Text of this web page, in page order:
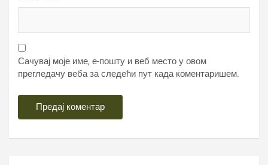
Сачувај моје име, е-пошту и веб место у овом
прегледачу веба за следећи пут када коментаришем.